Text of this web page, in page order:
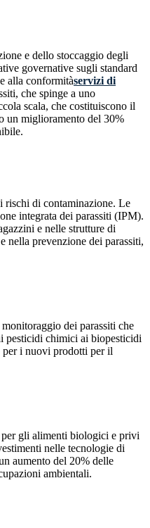
e dello stoccaggio degli
governative sugli standard
alla conformitàservizi di
che spinge a uno
scala, che costituiscono il
un miglioramento del 30%
rischi di contaminazione. Le
integrata dei parassiti (IPM).
e nelle strutture di
nella prevenzione dei parassiti,
dei parassiti che
pesticidi chimici ai biopesticidi
per i nuovi prodotti per il
per gli alimenti biologici e privi
nelle tecnologie di
aumento del 20% delle
ambientali.